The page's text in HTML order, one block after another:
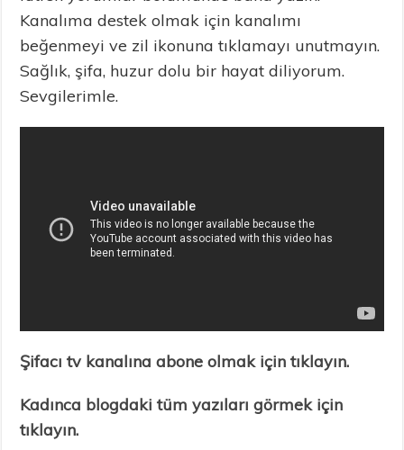
Kanalıma destek olmak için kanalımı
beğenmeyi ve zil ikonuna tıklamayı unutmayın.
Sağlık, şifa, huzur dolu bir hayat diliyorum.
Sevgilerimle.
Şifacı tv kanalına abone olmak için tıklayın.
Kadınca blogdaki tüm yazıları görmek için
tıklayın.